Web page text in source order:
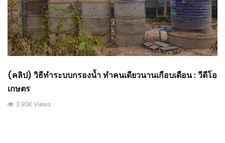
(คลิป) วิธีทำระบบกรองน้ำ ทำคนเดียวนานเกือบเดือน : วีดีโอ
เกษตร
3.83K Views